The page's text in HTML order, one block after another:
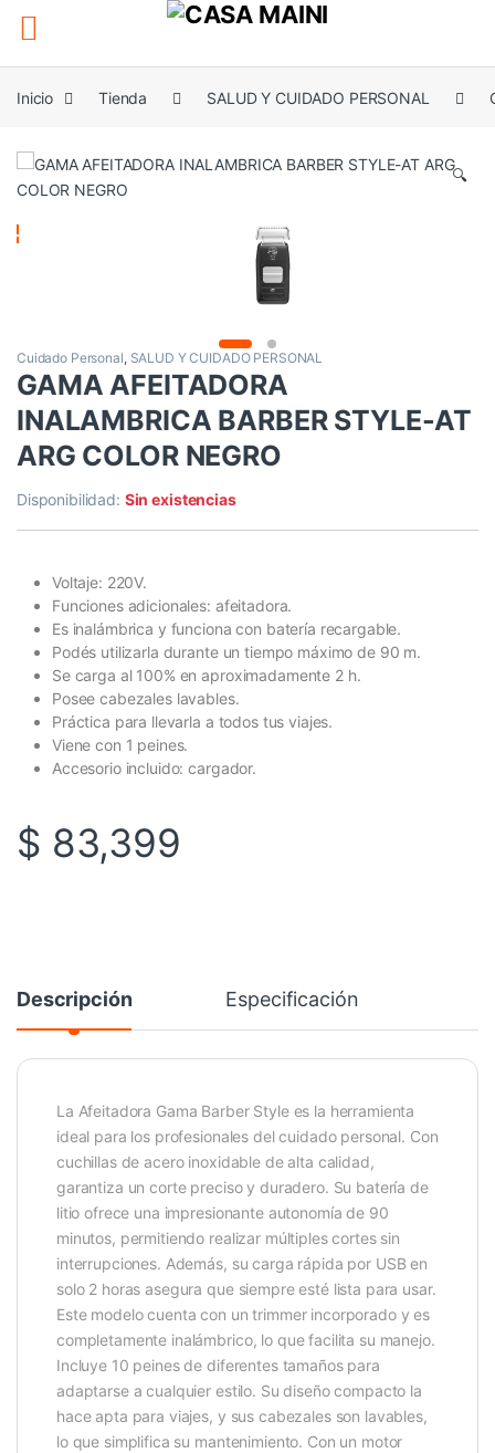
Inicio
Tienda SALUD Y CUIDADO PERSONAL
🔍
Cuidado Personal, SALUD Y CUIDADO PERSONAL
GAMA AFEITADORA
INALAMBRICA BARBER STYLE-AT
ARG COLOR NEGRO
Disponibilidad: Sin existencias
Voltaje: 220V.
Funciones adicionales: afeitadora.
Es inalámbrica y funciona con batería recargable.
Podés utilizarla durante un tiempo máximo de 90 m.
Se carga al 100% en aproximadamente 2 h.
Posee cabezales lavables.
Práctica para llevarla a todos tus viajes.
Viene con 1 peines.
Accesorio incluido: cargador.
$ 83,399
Descripción Especificación
La Afeitadora Gama Barber Style es la herramienta
ideal para los profesionales del cuidado personal. Con
cuchillas de acero inoxidable de alta calidad,
garantiza un corte preciso y duradero. Su batería de
litio ofrece una impresionante autonomía de 90
minutos, permitiendo realizar múltiples cortes sin
interrupciones. Además, su carga rápida por USB en
solo 2 horas asegura que siempre esté lista para usar.
Este modelo cuenta con un trimmer incorporado y es
completamente inalámbrico, lo que facilita su manejo.
Incluye 10 peines de diferentes tamaños para
adaptarse a cualquier estilo. Su diseño compacto la
hace apta para viajes, y sus cabezales son lavables,
lo que simplifica su mantenimiento. Con un motor